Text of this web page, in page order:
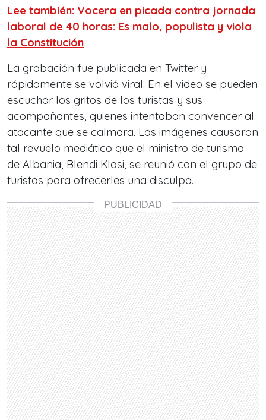
Lee también: Vocera en picada contra jornada
laboral de 40 horas: Es malo, populista y viola
la Constitución
La grabación fue publicada en Twitter y
rápidamente se volvió viral. En el video se pueden
escuchar los gritos de los turistas y sus
acompañantes, quienes intentaban convencer al
atacante que se calmara. Las imágenes causaron
tal revuelo mediático que el ministro de turismo
de Albania, Blendi Klosi, se reunió con el grupo de
turistas para ofrecerles una disculpa.